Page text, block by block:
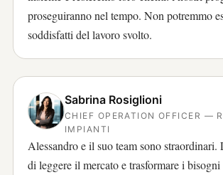
proseguiranno nel tempo. Non potremmo
soddisfatti del lavoro svolto.
Sabrina Rosiglioni
CHIEF OPERATION OFFICER —
IMPIANTI
Alessandro e il suo team sono straordinari.
di leggere il mercato e trasformare i